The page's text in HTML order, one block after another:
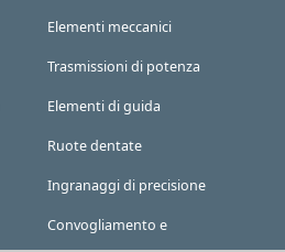
Elementi meccanici
Trasmissioni di potenza
Elementi di guida
Ruote dentate
Ingranaggi di precisione
Convogliamento e